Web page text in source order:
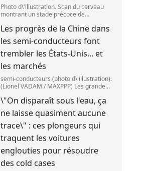
Photo d\'illustration. Scan du cerveau
montrant un stade précoce de
mai 2025 à Londres,en Angleterre.
(Peter Dazeley / Getty Images Europe)
Les progrès de la Chine dans
les semi-conducteurs font
trembler les États-Unis... et
les marchés
semi-conducteurs (photo d\'illustration).
(Lionel VADAM / MAXPPP) Les grandes
de bourse reculer,mardi 28 juillet,après
deux annonces venues de Chine. Au
cœu
\"On disparaît sous l'eau, ça
ne laisse quasiment aucune
trace\" : ces plongeurs qui
traquent les voitures
englouties pour résoudre
des cold cases